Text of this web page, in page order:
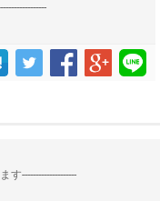
す--------------------